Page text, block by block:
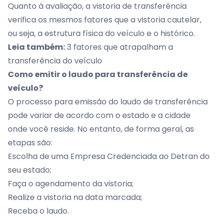
Quanto à avaliação, a vistoria de transferência
verifica os mesmos fatores que a vistoria cautelar,
ou seja, a estrutura física do veículo e o histórico.
Leia também:3 fatores que atrapalham a
transferência do veículo
Como emitir o laudo para transferência de
veículo?
O processo para emissão do laudo de transferência
pode variar de acordo com o estado e a cidade
onde você reside. No entanto, de forma geral, as
etapas são:
Escolha de uma Empresa Credenciada ao Detran do
seu estado;
Faça o agendamento da vistoria;
Realize a vistoria na data marcada;
Receba o laudo.